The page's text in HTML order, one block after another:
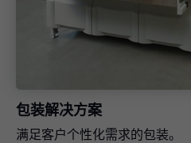
包装解决方案
满足客户个性化需求的包装。